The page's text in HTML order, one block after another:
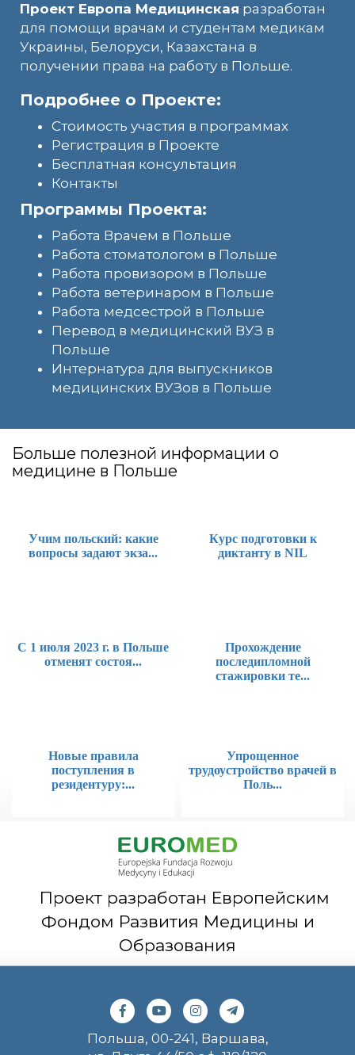
Проект Европа Медицинская разработан
для помощи врачам и студентам медикам
Украины, Белоруси, Казахстана в
получении права на работу в Польше.
Подробнее о Проекте:
Стоимость участия в программах
Регистрация в Проекте
Бесплатная консультация
Контакты
Программы Проекта:
Работа Врачем в Польше
Работа стоматологом в Польше
Работа провизором в Польше
Работа ветеринаром в Польше
Работа медсестрой в Польше
Перевод в медицинский ВУЗ в
Польше
Интернатура для выпускников
медицинских ВУЗов в Польше
Больше полезной информации о
медицине в Польше
Учим польский: какие
вопросы задают экза...
Курс подготовки к
диктанту в NIL
С 1 июля 2023 г. в Польше
отменят состоя...
Прохождение
последипломной
стажировки те...
Новые правила
поступления в
резидентуру:...
Упрощенное
трудоустройство врачей в
Поль...
Проект разработан Европейским
Фондом Развития Медицины и
Образования
Польша, 00-241, Варшава,